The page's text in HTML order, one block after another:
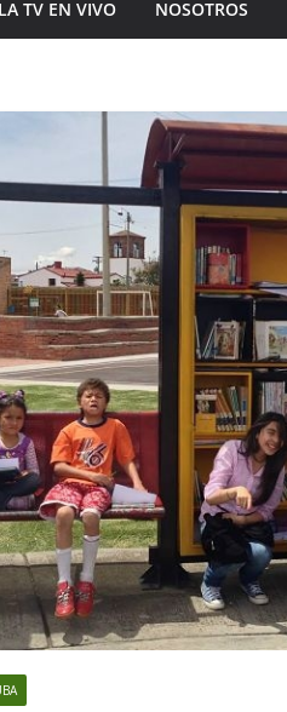
TV EN VIVO NOSOTROS